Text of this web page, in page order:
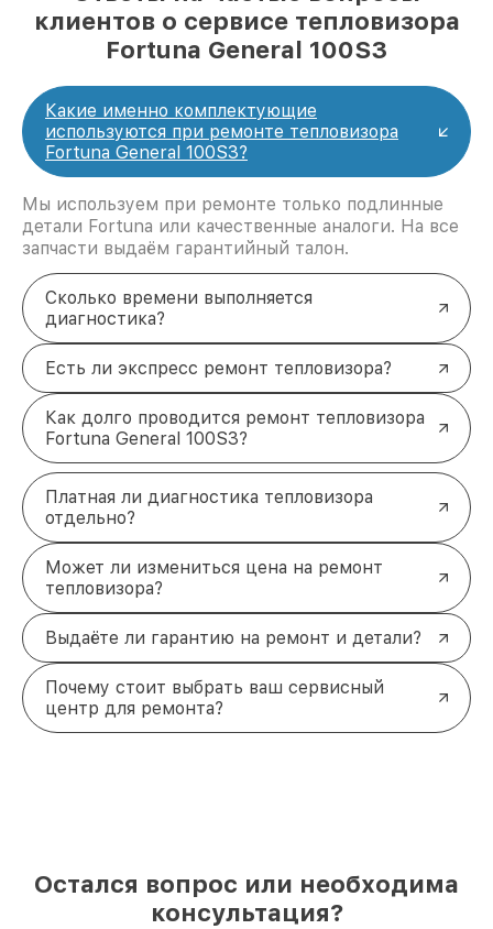
клиентов о сервисе тепловизора
Fortuna General 100S3
Какие именно комплектующие
используются при ремонте тепловизора
Fortuna General 100S3?
Мы используем при ремонте только подлинные
детали Fortuna или качественные аналоги. На все
запчасти выдаём гарантийный талон.
Сколько времени выполняется
диагностика?
Есть ли экспресс ремонт тепловизора?
Как долго проводится ремонт тепловизора
Fortuna General 100S3?
Платная ли диагностика тепловизора
отдельно?
Может ли измениться цена на ремонт
тепловизора?
Выдаёте ли гарантию на ремонт и детали?
Почему стоит выбрать ваш сервисный
центр для ремонта?
Остался вопрос или необходима
консультация?